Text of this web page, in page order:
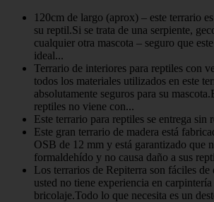
120cm de largo (aprox) – este terrario
su reptil.Si se trata de una serpiente,
cualquier otra mascota – seguro que
ideal...
Terrario de interiores para reptiles con
todos los materiales utilizados en este
absolutamente seguros para su
reptiles no viene con...
Este terrario para reptiles se entrega sin
Este gran terrario de madera está
OSB de 12 mm y está garantizado que
formaldehído y no causa daño a sus
Los terrarios de Repiterra son fáciles
usted no tiene experiencia en
bricolaje.Todo lo que necesita es un